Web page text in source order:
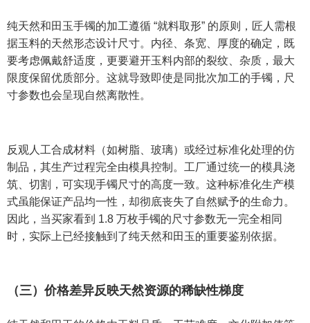
纯天然和田玉手镯的加工遵循 “就料取形” 的原则，匠人需根
据玉料的天然形态设计尺寸。内径、条宽、厚度的确定，既
要考虑佩戴舒适度，更要避开玉料内部的裂纹、杂质，最大
限度保留优质部分。这就导致即使是同批次加工的手镯，尺
寸参数也会呈现自然离散性。
反观人工合成材料（如树脂、玻璃）或经过标准化处理的仿
制品，其生产过程完全由模具控制。工厂通过统一的模具浇
筑、切割，可实现手镯尺寸的高度一致。这种标准化生产模
式虽能保证产品均一性，却彻底丧失了自然赋予的生命力。
因此，当买家看到 1.8 万枚手镯的尺寸参数无一完全相同
时，实际上已经接触到了纯天然和田玉的重要鉴别依据。
（三）价格差异反映天然资源的稀缺性梯度